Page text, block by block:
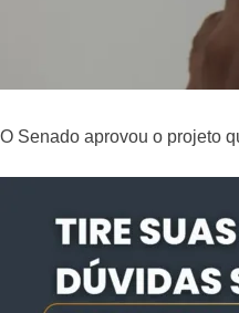
O Senado aprovou o projeto